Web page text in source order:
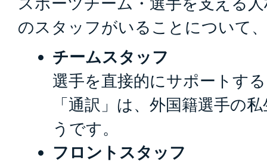
のスタッフがいることについて
チームスタッフ
選手を直接的にサポートす
「通訳」は、外国籍選手の
うです。
フロントスタッフ